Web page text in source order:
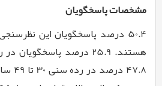
مشخصات پاسخگویان